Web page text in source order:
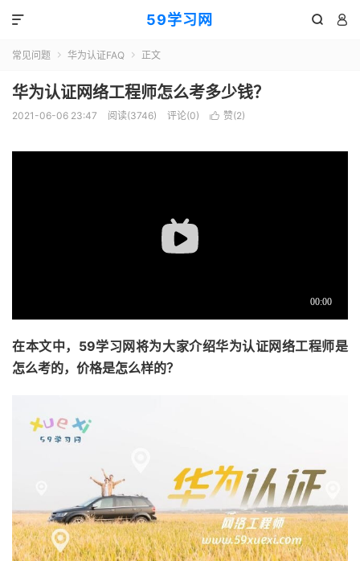
59学习网  

常见问题  华为认证FAQ  正文
华为认证网络工程师怎么考多少钱？
2021-06-06 23:47 阅读(3746) 评论(0)  赞(2)
在本文中，59学习网将为大家介绍华为认证网络工程师是
怎么考的，价格是怎么样的？